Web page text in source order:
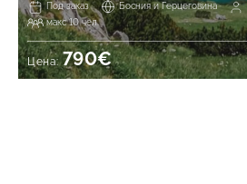
Под заказ Босния и Герцеговина
макс 10 чел.
Цена:790€